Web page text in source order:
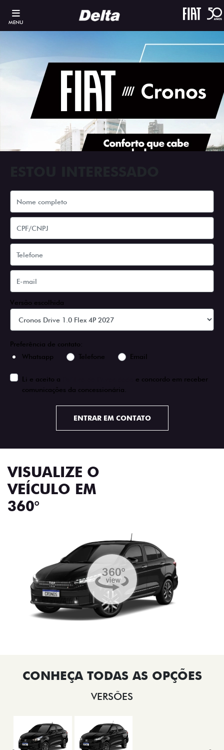
MENU
Versão escolhida
Preferência de contato:
Whatsapp
Telefone Email
Li e aceito a
e concordo em receber
comunicações da concessionária.
ENTRAR EM CONTATO
VISUALIZE O
VEÍCULO EM
360°
VERSÕES